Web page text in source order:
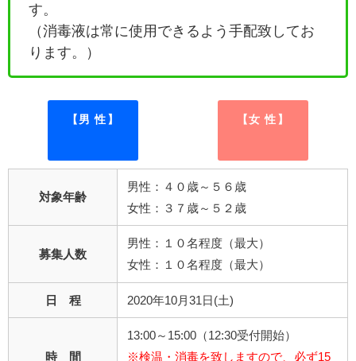
す。
（消毒液は常に使用できるよう手配致してお
ります。）
【男 性】 【女 性】
対象年齢
男性：４０歳～５６歳
女性：３７歳～５２歳
募集人数
男性：１０名程度（最大）
女性：１０名程度（最大）
日 程 2020年10月31日(土)
時 間
13:00～15:00（12:30受付開始）
※検温・消毒を致しますので、必ず15